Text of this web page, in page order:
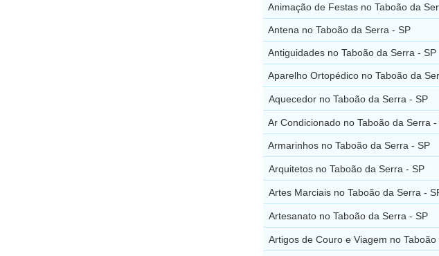
Animação de Festas no Taboão da
Antena no Taboão da Serra - SP
Antiguidades no Taboão da Serra - SP
Aparelho Ortopédico no Taboão da
Aquecedor no Taboão da Serra - SP
Ar Condicionado no Taboão da Serra -
Armarinhos no Taboão da Serra - SP
Arquitetos no Taboão da Serra - SP
Artes Marciais no Taboão da Serra -
Artesanato no Taboão da Serra - SP
Artigos de Couro e Viagem no